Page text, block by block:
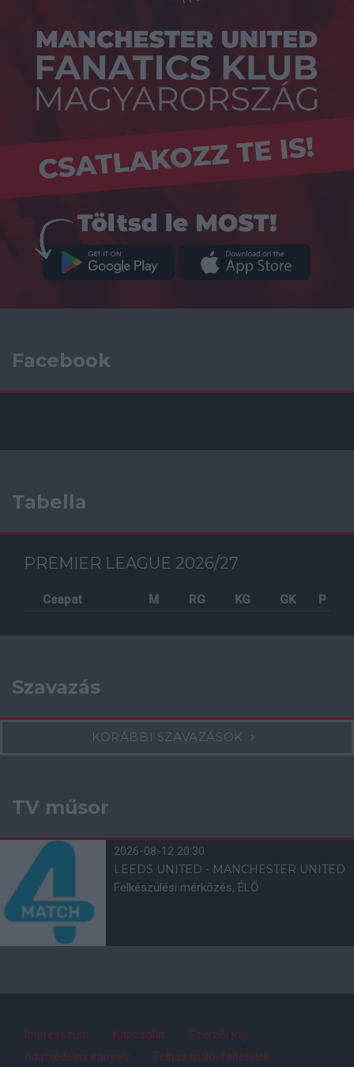
Facebook
Tabella
PREMIER LEAGUE 2026/27
Csapat M RG KG GK P
Szavazás
KORÁBBI SZAVAZÁSOK
TV műsor
2026-08-12 20:30
LEEDS UNITED - MANCHESTER UNITED
Felkészülési mérkőzés, ÉLŐ
Impresszum Kapcsolat
Szerzői jog
Adatvédelmi irányelv
Felhasználói feltételek